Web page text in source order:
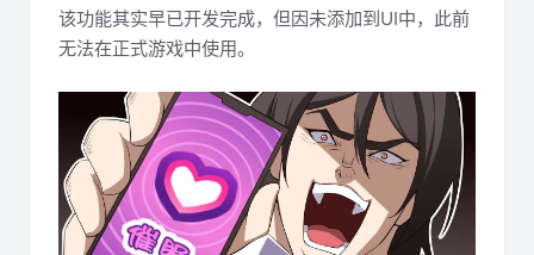
该功能其实早已开发完成，但因未添加到UI中，此前
无法在正式游戏中使用。